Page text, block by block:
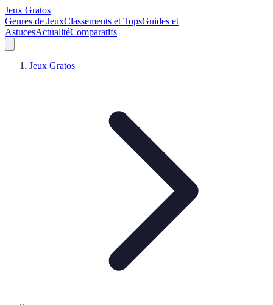
Jeux Gratos
Genres de JeuxClassements et TopsGuides et
AstucesActualitéComparatifs
Jeux Gratos